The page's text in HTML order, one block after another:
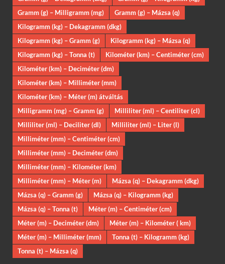
Gramm (g) – Milligramm (mg)
Gramm (g) – Mázsa (q)
Kilogramm (kg) – Dekagramm (dkg)
Kilogramm (kg) – Gramm (g)
Kilogramm (kg) – Mázsa (q)
Kilogramm (kg) – Tonna (t)
Kilométer (km) – Centiméter (cm)
Kilométer (km) – Deciméter (dm)
Kilométer (km) – Milliméter (mm)
Kilométer (km) – Méter (m) átváltás
Milligramm (mg) – Gramm (g)
Milliliter (ml) – Centiliter (cl)
Milliliter (ml) – Deciliter (dl)
Milliliter (ml) – Liter (l)
Milliméter (mm) – Centiméter (cm)
Milliméter (mm) – Deciméter (dm)
Milliméter (mm) – Kilométer (km)
Milliméter (mm) – Méter (m)
Mázsa (q) – Dekagramm (dkg)
Mázsa (q) – Gramm (g)
Mázsa (q) – Kilogramm (kg)
Mázsa (q) – Tonna (t)
Méter (m) – Centiméter (cm)
Méter (m) – Deciméter (dm)
Méter (m) – Kilométer ( km)
Méter (m) – Milliméter (mm)
Tonna (t) – Kilogramm (kg)
Tonna (t) – Mázsa (q)